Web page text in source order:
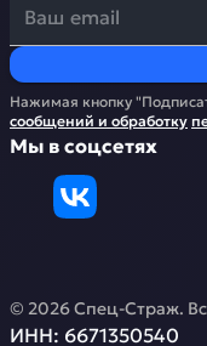
Нажимая кнопку
сообщений и обработку
Мы в соцсетях
© 2026Спец-Страж.
ИНН: 6671350540